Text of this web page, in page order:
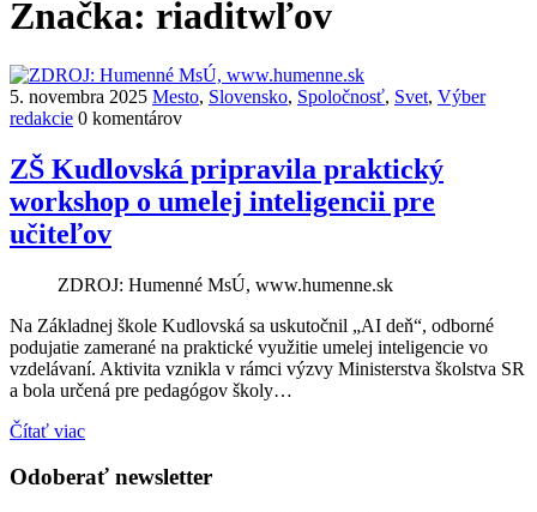
Značka: riaditwľov
5. novembra 2025 Mesto, Slovensko, Spoločnosť, Svet, Výber
redakcie 0 komentárov
ZŠ Kudlovská pripravila praktický
workshop o umelej inteligencii pre
učiteľov
ZDROJ: Humenné MsÚ, www.humenne.sk
Na Základnej škole Kudlovská sa uskutočnil „AI deň“, odborné
podujatie zamerané na praktické využitie umelej inteligencie vo
vzdelávaní. Aktivita vznikla v rámci výzvy Ministerstva školstva SR
a bola určená pre pedagógov školy…
Čítať viac
Odoberať newsletter